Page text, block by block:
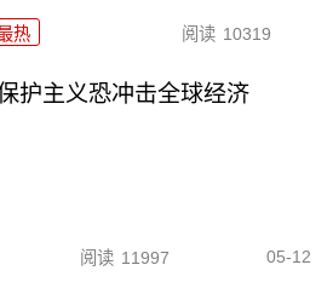
热 阅读 10319
护主义恐冲击全球经济
阅读 11997 05-12